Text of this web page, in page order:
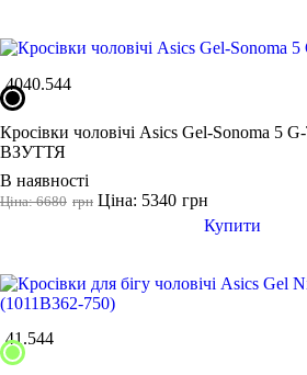
4040.544
Кросівки чоловічі Asics Gel-Sonoma 5
ВЗУТТЯ
В наявності
грн
Ціна: 6680 грн
Ціна: 5340
Купити
41.544